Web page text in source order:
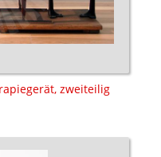
zweiteilig